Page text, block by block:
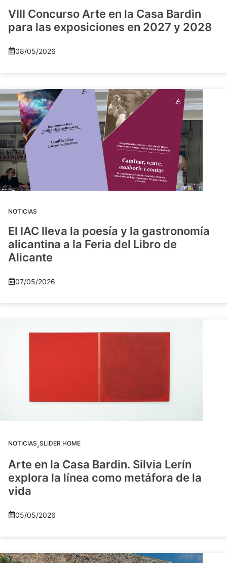
VIII Concurso Arte en la Casa Bardin
para las exposiciones en 2027 y 2028
08/05/2026
NOTICIAS
El IAC lleva la poesía y la gastronomía
alicantina a la Feria del Libro de
Alicante
07/05/2026
NOTICIAS,SLIDER HOME
Arte en la Casa Bardin. Silvia Lerín
explora la línea como metáfora de la
vida
05/05/2026